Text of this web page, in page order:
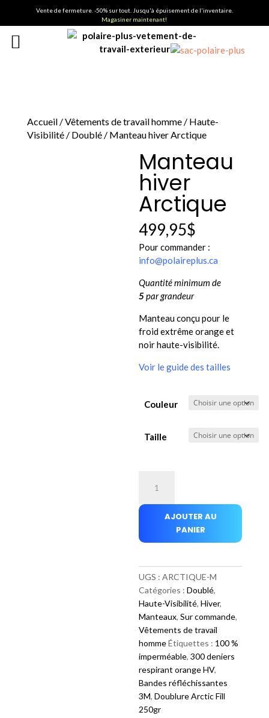
Vente de fermeture. -50% sur tout. Jusqu'à épuisement de l'inventaire.
Magasiner maintenant!
Accueil/Vêtements de travail homme/ Haute-
Visibilité/ Doublé/ Manteau hiver Arctique
Manteau
hiver
Arctique
499,95$
Pour commander :
info@polaireplus.ca
Quantité minimum de
5par grandeur
Manteau conçu pour le
froid extrême orange et
noir haute-visibilité.
Voir le guide des tailles
Couleur
Taille
Manteau
AJOUTER AU
PANIER
UGS :ARCTIQUE-M
Catégories :Doublé,
Haute-Visibilité,Hiver,
Manteaux,Sur commande,
Vêtements de travail
hommeÉtiquettes : 100 %
imperméable,300 deniers
respirant orange HV,
Bandes réfléchissantes
3M,Doublure Arctic Fill
250gr